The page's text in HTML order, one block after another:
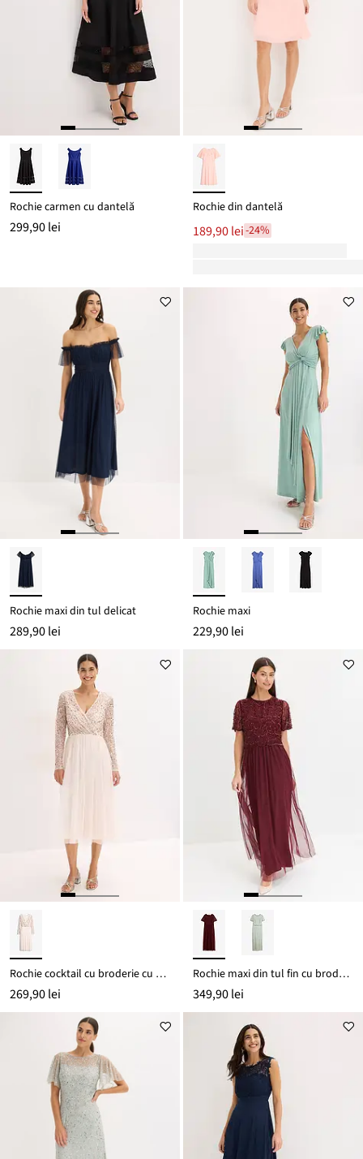
Rochie carmen cu dantelă
299,90 lei
Rochie din dantelă
189,90 lei-24%
Rochie maxi din tul delicat
289,90 lei
Rochie maxi
229,90 lei
Rochie cocktail cu broderie cu paiete
269,90 lei
Rochie maxi din tul fin cu broderie cu paiete
349,90 lei